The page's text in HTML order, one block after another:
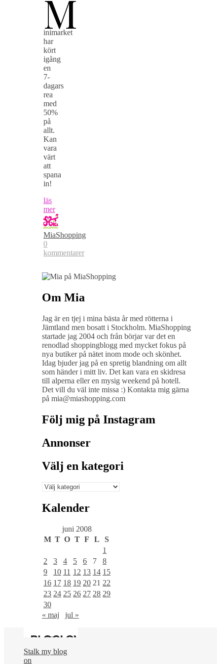
M
inimarket
har
kört
igång
en
7-
dagars
rea
med
50%
på
allt.
Kan
vara
värt
att
spana
in!
läs
mer
MiaShopping
0
kommentarer
Om Mia
Jag är en tjej i mina bästa år med rötterna i
Jämtland men bosatt i Stockholm. MiaShopping
startade jag 2004 och från börjar var det en
renodlad shoppingblogg med mycket fokus på
nya butiker på nätet inom mode och skönhet.
Idag bjuder jag på en spretig blandning om allt
som händer i mitt liv. Det kan vara en skidresa
till alperna eller en mysig weekend på hotell.
Det vill du väl inte missa :) Kontakta mig gärna
på mia@miashopping.com
Följ mig på Instagram
Annonser
Välj en kategori
Välj
kategori
Kalender
juni 2008
M T O T F L
S
1
2
3 4 5 6 7
8
9
10 11 12 13 14 15
16 17 18 19 20 21 22
23 24 25 26 27 28 29
30
« maj
jul »
Stalk my blog
on